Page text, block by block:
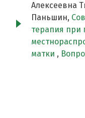
Алексеевна
Паньшин,
терапия при
матки ,